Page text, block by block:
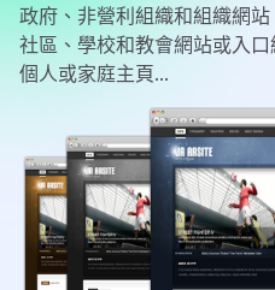
政府、非營利組織和組織網站
社區、學校和教會網站或入口
個人或家庭主頁...